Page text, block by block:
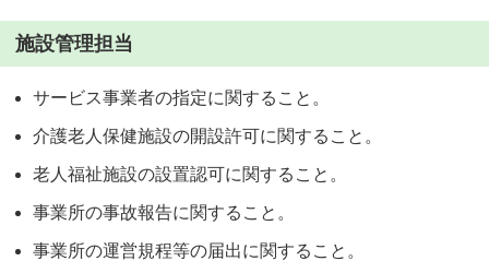
施設管理担当
サービス事業者の指定に関すること。
介護老人保健施設の開設許可に関すること。
老人福祉施設の設置認可に関すること。
事業所の事故報告に関すること。
事業所の運営規程等の届出に関すること。